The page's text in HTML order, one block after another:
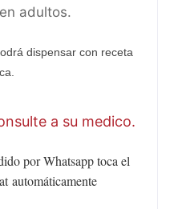
adultos.
dispensar con receta
a su medico.
por Whatsapp toca el
automáticamente